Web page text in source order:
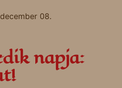
08.
napja: